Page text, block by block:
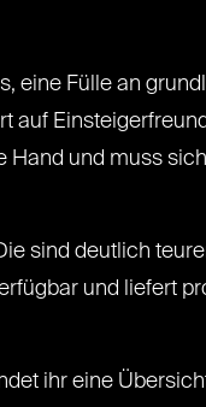
eine Fülle an
auf
Hand und muss
sind deutlich
und liefert
ihr eine